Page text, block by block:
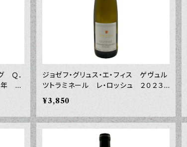
Ｑ．
年 ７
ジョゼフ・グリュス・エ・フィス ゲヴュル
ツトラミネール レ・ロッシュ ２０２３
年 ７５０ｍｌ
¥3,850